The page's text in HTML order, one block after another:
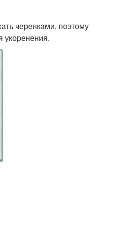
черенками, поэтому
укоренения.